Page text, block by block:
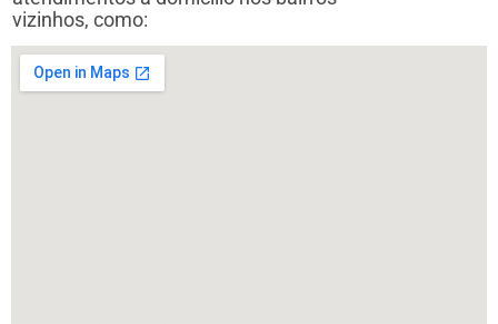
vizinhos, como: